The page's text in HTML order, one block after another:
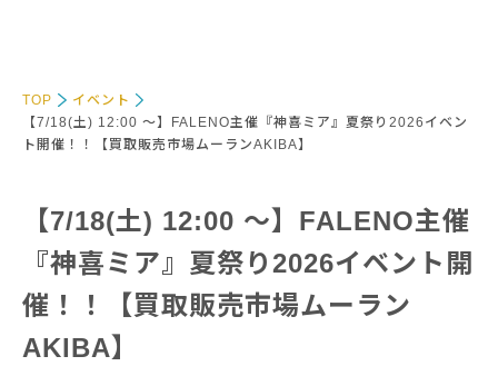
TOP
イベント
【7/18(土) 12:00 〜】FALENO主催『神喜ミア』夏祭り2026イベン
ト開催！！【買取販売市場ムーランAKIBA】
【7/18(土) 12:00 〜】FALENO主催
『神喜ミア』夏祭り2026イベント開
催！！【買取販売市場ムーラン
AKIBA】